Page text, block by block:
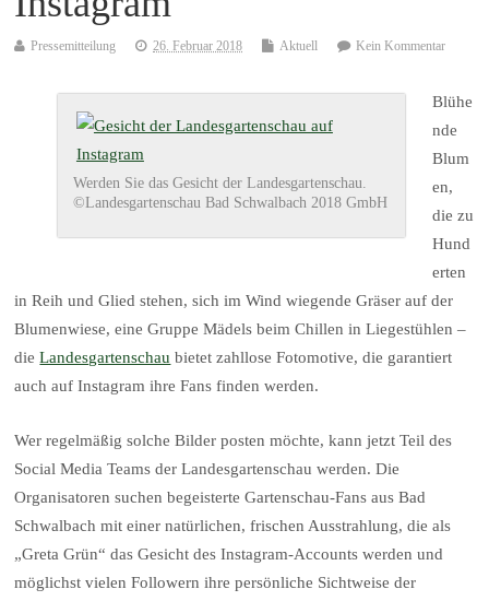
Pressemitteilung 26. Februar 2018 Aktuell Kein Kommentar
Werden Sie das Gesicht der Landesgartenschau.
©Landesgartenschau Bad Schwalbach 2018 GmbH
Blühe
nde
Blum
en,
die zu
Hund
erten
in Reih und Glied stehen, sich im Wind wiegende Gräser auf der
Blumenwiese, eine Gruppe Mädels beim Chillen in Liegestühlen –
dieLandesgartenschau bietet zahllose Fotomotive, die garantiert
auch auf Instagram ihre Fans finden werden.
Wer regelmäßig solche Bilder posten möchte, kann jetzt Teil des
Social Media Teams der Landesgartenschau werden. Die
Organisatoren suchen begeisterte Gartenschau-Fans aus Bad
Schwalbach mit einer natürlichen, frischen Ausstrahlung, die als
„Greta Grün“ das Gesicht des Instagram-Accounts werden und
möglichst vielen Followern ihre persönliche Sichtweise der